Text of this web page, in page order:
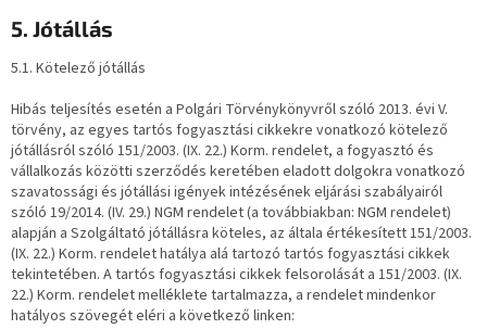
5. Jótállás
5.1. Kötelező jótállás
Hibás teljesítés esetén a Polgári Törvénykönyvről szóló 2013. évi V.
törvény, az egyes tartós fogyasztási cikkekre vonatkozó kötelező
jótállásról szóló 151/2003. (IX. 22.) Korm. rendelet, a fogyasztó és
vállalkozás közötti szerződés keretében eladott dolgokra vonatkozó
szavatossági és jótállási igények intézésének eljárási szabályairól
szóló 19/2014. (IV. 29.) NGM rendelet (a továbbiakban: NGM rendelet)
alapján a Szolgáltató jótállásra köteles, az általa értékesített 151/2003.
(IX. 22.) Korm. rendelet hatálya alá tartozó tartós fogyasztási cikkek
tekintetében. A tartós fogyasztási cikkek felsorolását a 151/2003. (IX.
22.) Korm. rendelet melléklete tartalmazza, a rendelet mindenkor
hatályos szövegét eléri a következő linken: